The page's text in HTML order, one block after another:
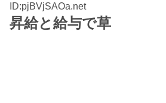
ID:pjBVjSAOa.net
昇給と給与で草